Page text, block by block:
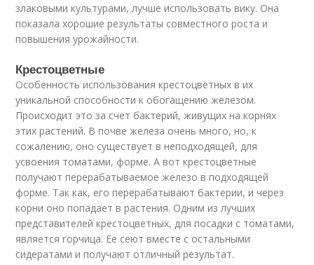
злаковыми культурами, лучше использовать вику. Она
показала хорошие результаты совместного роста и
повышения урожайности.
Крестоцветные
Особенность использования крестоцветных в их
уникальной способности к обогащению железом.
Происходит это за счет бактерий, живущих на корнях
этих растений. В почве железа очень много, но, к
сожалению, оно существует в неподходящей, для
усвоения томатами, форме. А вот крестоцветные
получают перерабатываемое железо в подходящей
форме. Так как, его перерабатывают бактерии, и через
корни оно попадает в растения. Одним из лучших
представителей крестоцветных, для посадки с томатами,
является горчица. Ее сеют вместе с остальными
сидератами и получают отличный результат.